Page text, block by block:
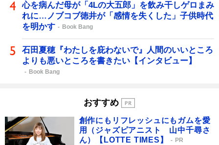
心を病んだ母が「4Lの大五郎」を飲み干しゲロまみ
れに…ノブコブ徳井が「感情を失くした」子供時代
を明かす
Book Bang
石田夏穂『わたしを庇わないで』人間のいいところ
よりも悪いところを書きたい【インタビュー】
Book Bang
おすすめ
創作にもリフレッシュにもガムを愛
用（ジャズピアニスト 山中千尋さ
ん）【LOTTE TIMES】
PR